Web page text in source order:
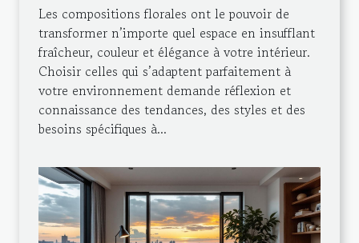
Les compositions florales ont le pouvoir de
transformer n’importe quel espace en insufflant
fraîcheur, couleur et élégance à votre intérieur.
Choisir celles qui s’adaptent parfaitement à
votre environnement demande réflexion et
connaissance des tendances, des styles et des
besoins spécifiques à...